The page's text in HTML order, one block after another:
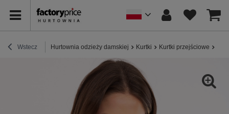
Wstecz Hurtownia odzieży damskiej Kurtki Kurtki przejściowe